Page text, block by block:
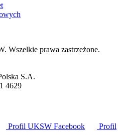
Wszelkie prawa zastrzeżone.
S.A.
4629
Profil UKSW Facebook
Profil